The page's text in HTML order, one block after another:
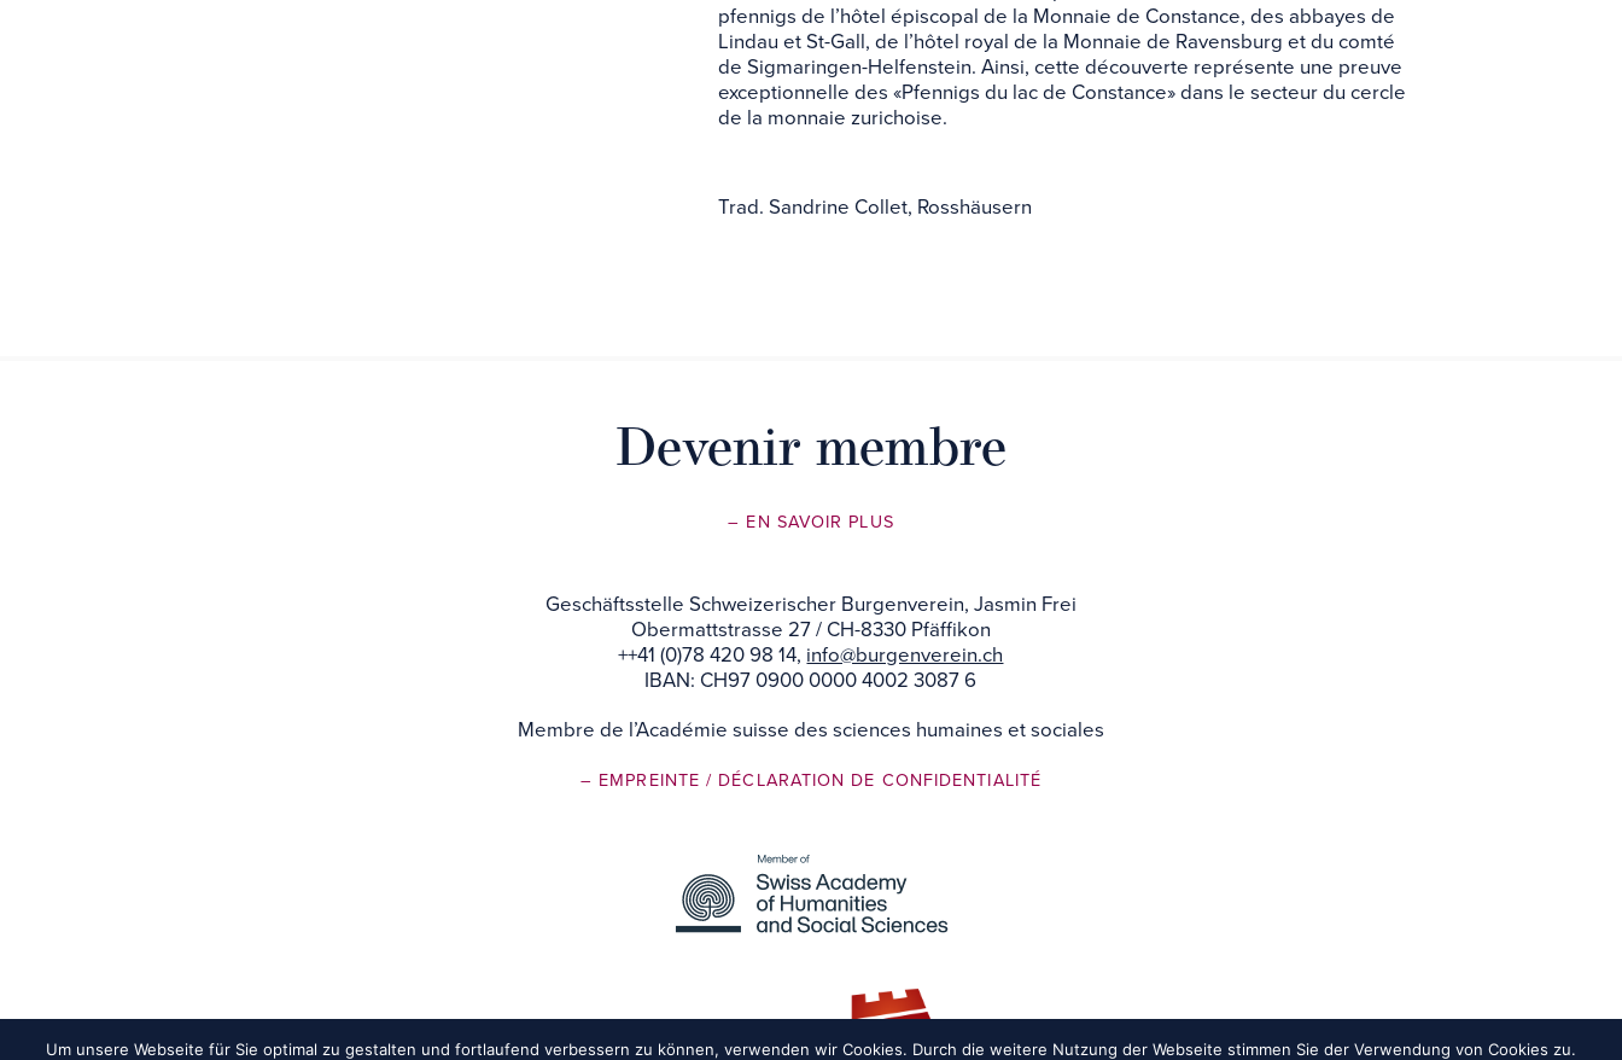
pfennigs de l’hôtel épiscopal de la Monnaie de Constance, des abbayes de
Lindau et St-Gall, de l’hôtel royal de la Monnaie de Ravensburg et du comté
de Sigmaringen-Helfenstein. Ainsi, cette découverte représente une preuve
exceptionnelle des «Pfennigs du lac de Constance» dans le secteur du cercle
de la monnaie zurichoise.
Trad. Sandrine Collet, Rosshäusern
Devenir membre
– EN SAVOIR PLUS
Geschäftsstelle Schweizerischer Burgenverein, Jasmin Frei
Obermattstrasse 27 / CH-8330 Pfäffikon
++41 (0)78 420 98 14, info@burgenverein.ch
IBAN: CH97 0900 0000 4002 3087 6
Membre de l’Académie suisse des sciences humaines et sociales
– EMPREINTE/ DÉCLARATION DE CONFIDENTIALITÉ
Um unsere Webseite für Sie optimal zu gestalten und fortlaufend verbessern zu können, verwenden wir Cookies. Durch die weitere Nutzung der Webseite stimmen Sie der Verwendung von Cookies zu.